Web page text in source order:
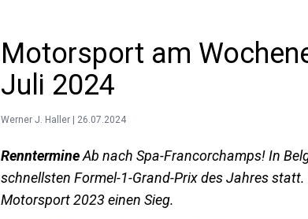
Motorsport am
Juli 2024
Werner J. Haller | 26.07.2024
RenntermineAb nach Spa-Francorchamps! In
schnellsten Formel-1-Grand-Prix des Jahres
Motorsport 2023 einen Sieg.